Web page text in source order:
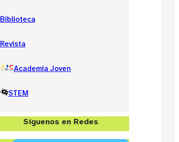
Biblioteca
Revista
Academia Joven
STEM
Síguenos en Redes